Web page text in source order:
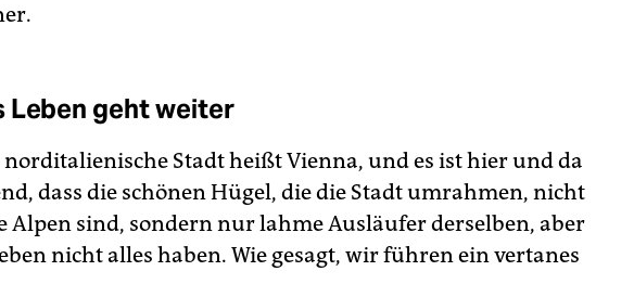
Leben geht weiter
Stadt heißt Vienna, und es ist hier und da
dass die schönen Hügel, die die Stadt umrahmen, nicht
Alpen sind, sondern nur lahme Ausläufer derselben, aber
nicht alles haben. Wie gesagt, wir führen ein vertanes